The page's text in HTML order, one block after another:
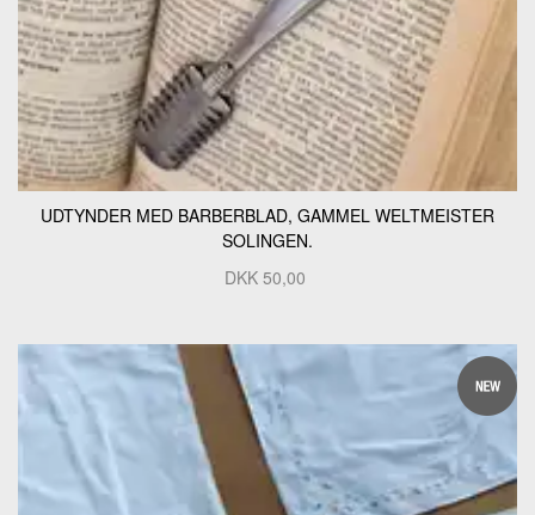
UDTYNDER MED BARBERBLAD, GAMMEL WELTMEISTER
SOLINGEN.
DKK 50,00